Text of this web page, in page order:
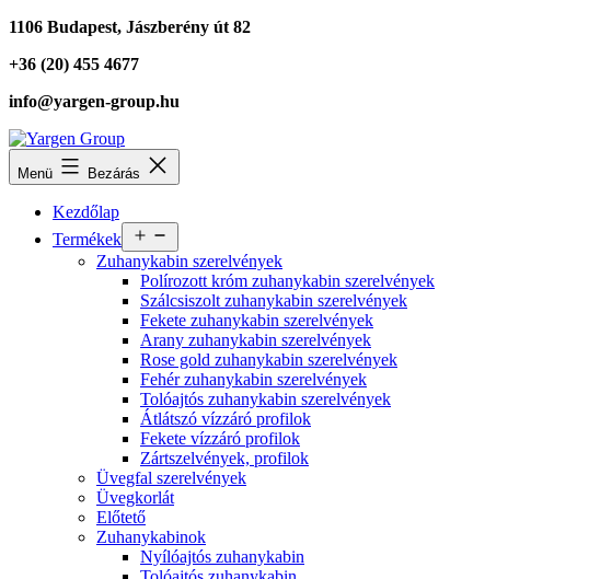
Ugrás
tartalomhoz
1106 Budapest, Jászberény út 82
+36 (20) 455 4677
info@yargen-group.hu
Yargen
Group
Menü Bezárás
Kezdőlap
Termékek
megnyitása
Zuhanykabin szerelvények
Polírozott króm zuhanykabin szerelvények
Szálcsiszolt zuhanykabin szerelvények
Fekete zuhanykabin szerelvények
Arany zuhanykabin szerelvények
Rose gold zuhanykabin szerelvények
Fehér zuhanykabin szerelvények
Tolóajtós zuhanykabin szerelvények
Átlátszó vízzáró profilok
Fekete vízzáró profilok
Zártszelvények, profilok
Üvegfal szerelvények
Üvegkorlát
Előtető
Zuhanykabinok
Nyílóajtós zuhanykabin